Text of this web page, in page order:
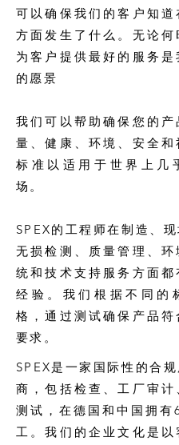
可以确保我们的客户知道
方面发生了什么。无论何
为客户提供最好的服务是
的愿景
我们可以帮助确保您的产
量、健康、环境、安全和
标准以适用于世界上几
场。
SPEX的工程师在制造、现
无损检测、质量管理、环
统和技术支持服务方面都
经验。我们根据不同的
格，通过测试确保产品符
要求。
SPEX是一家国际性的合
商，包括检查、工厂审计
测试，在德国和中国拥有
工。我们的企业文化是以